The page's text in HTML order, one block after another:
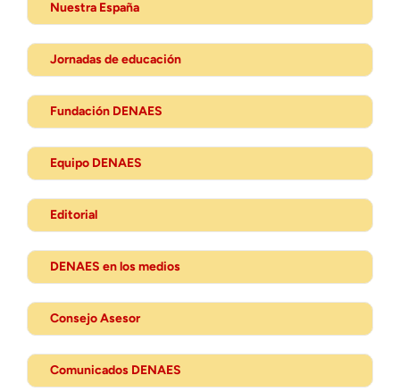
Nuestra España
Jornadas de educación
Fundación DENAES
Equipo DENAES
Editorial
DENAES en los medios
Consejo Asesor
Comunicados DENAES